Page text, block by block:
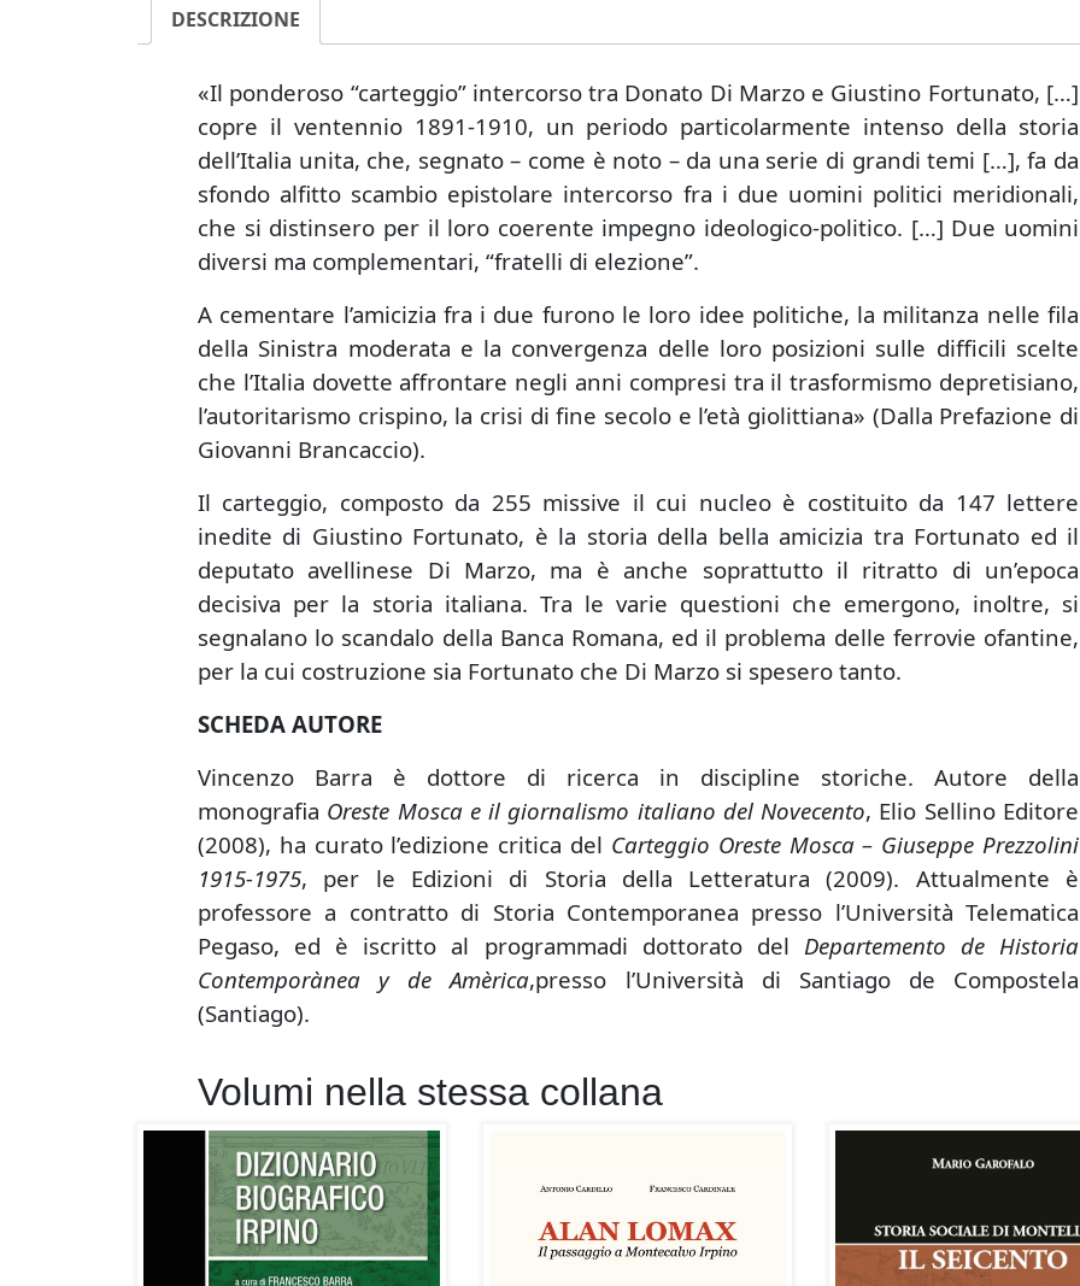
DESCRIZIONE
«Il ponderoso “carteggio” intercorso tra Donato Di Marzo e Giustino Fortunato, […]
copre il ventennio 1891-1910, un periodo particolarmente intenso della storia
dell’Italia unita, che, segnato – come è noto – da una serie di grandi temi […], fa da
sfondo alfitto scambio epistolare intercorso fra i due uomini politici meridionali,
che si distinsero per il loro coerente impegno ideologico-politico. […] Due uomini
diversi ma complementari, “fratelli di elezione”.
A cementare l’amicizia fra i due furono le loro idee politiche, la militanza nelle fila
della Sinistra moderata e la convergenza delle loro posizioni sulle difficili scelte
che l’Italia dovette affrontare negli anni compresi tra il trasformismo depretisiano,
l’autoritarismo crispino, la crisi di fine secolo e l’età giolittiana» (Dalla Prefazione di
Giovanni Brancaccio).
Il carteggio, composto da 255 missive il cui nucleo è costituito da 147 lettere
inedite di Giustino Fortunato, è la storia della bella amicizia tra Fortunato ed il
deputato avellinese Di Marzo, ma è anche soprattutto il ritratto di un’epoca
decisiva per la storia italiana. Tra le varie questioni che emergono, inoltre, si
segnalano lo scandalo della Banca Romana, ed il problema delle ferrovie ofantine,
per la cui costruzione sia Fortunato che Di Marzo si spesero tanto.
SCHEDA AUTORE
Vincenzo Barra è dottore di ricerca in discipline storiche. Autore della
monografia Oreste Mosca e il giornalismo italiano del Novecento, Elio Sellino Editore
(2008), ha curato l’edizione critica del Carteggio Oreste Mosca – Giuseppe Prezzolini
1915-1975, per le Edizioni di Storia della Letteratura (2009). Attualmente è
professore a contratto di Storia Contemporanea presso l’Università Telematica
Pegaso, ed è iscritto al programmadi dottorato del Departemento de Historia
Contemporànea y de Amèrica,presso l’Università di Santiago de Compostela
(Santiago).
Volumi nella stessa collana